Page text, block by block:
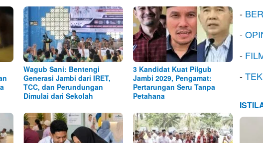
Wagub Sani: Bentengi
Generasi Jambi dari IRET,
TCC, dan Perundungan
Dimulai dari Sekolah
3 Kandidat Kuat Pilgub
Jambi 2029, Pengamat:
Pertarungan Seru Tanpa
Petahana
-
-
-
-